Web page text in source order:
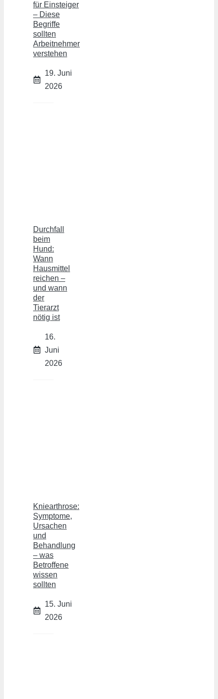
für Einsteiger
– Diese
Begriffe
sollten
Arbeitnehmer
verstehen
19. Juni
2026
Durchfall
beim
Hund:
Wann
Hausmittel
reichen –
und wann
der
Tierarzt
nötig ist
16.
Juni
2026
Kniearthrose:
Symptome,
Ursachen
und
Behandlung
– was
Betroffene
wissen
sollten
15. Juni
2026